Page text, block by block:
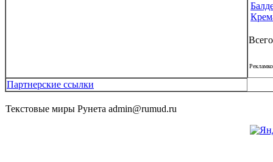
Рекламко
Партнерские ссылки
Текстовые миры Рунета admin@rumud.ru